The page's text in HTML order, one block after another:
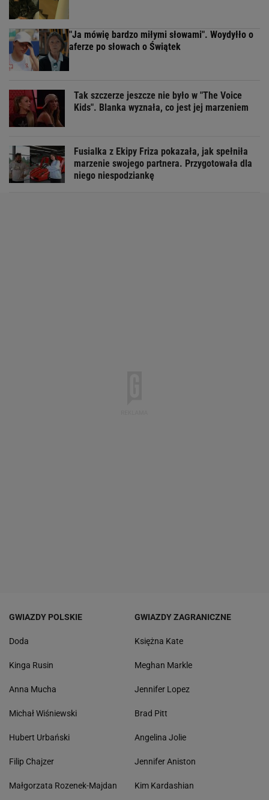
"Ja mówię bardzo miłymi słowami". Woydyłło o
aferze po słowach o Świątek
Tak szczerze jeszcze nie było w "The Voice
Kids". Blanka wyznała, co jest jej marzeniem
Fusialka z Ekipy Friza pokazała, jak spełniła
marzenie swojego partnera. Przygotowała dla
niego niespodziankę
GWIAZDY POLSKIE
Doda
Kinga Rusin
Anna Mucha
Michał Wiśniewski
Hubert Urbański
Filip Chajzer
Małgorzata Rozenek-Majdan
GWIAZDY ZAGRANICZNE
Księżna Kate
Meghan Markle
Jennifer Lopez
Brad Pitt
Angelina Jolie
Jennifer Aniston
Kim Kardashian